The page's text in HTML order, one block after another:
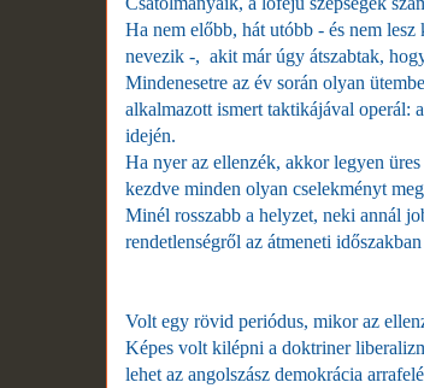
Ha nem előbb, hát utóbb - és nem
nevezik -, akit már úgy átszabtak,
Mindenesetre az év során olyan
alkalmazott ismert taktikájával operál:
idején.
Ha nyer az ellenzék, akkor legyen
kezdve minden olyan cselekményt
Minél rosszabb a helyzet, neki annál
rendetlenségről az átmeneti
Volt egy rövid periódus, mikor az
Képes volt kilépni a doktriner
lehet az angolszász demokrácia